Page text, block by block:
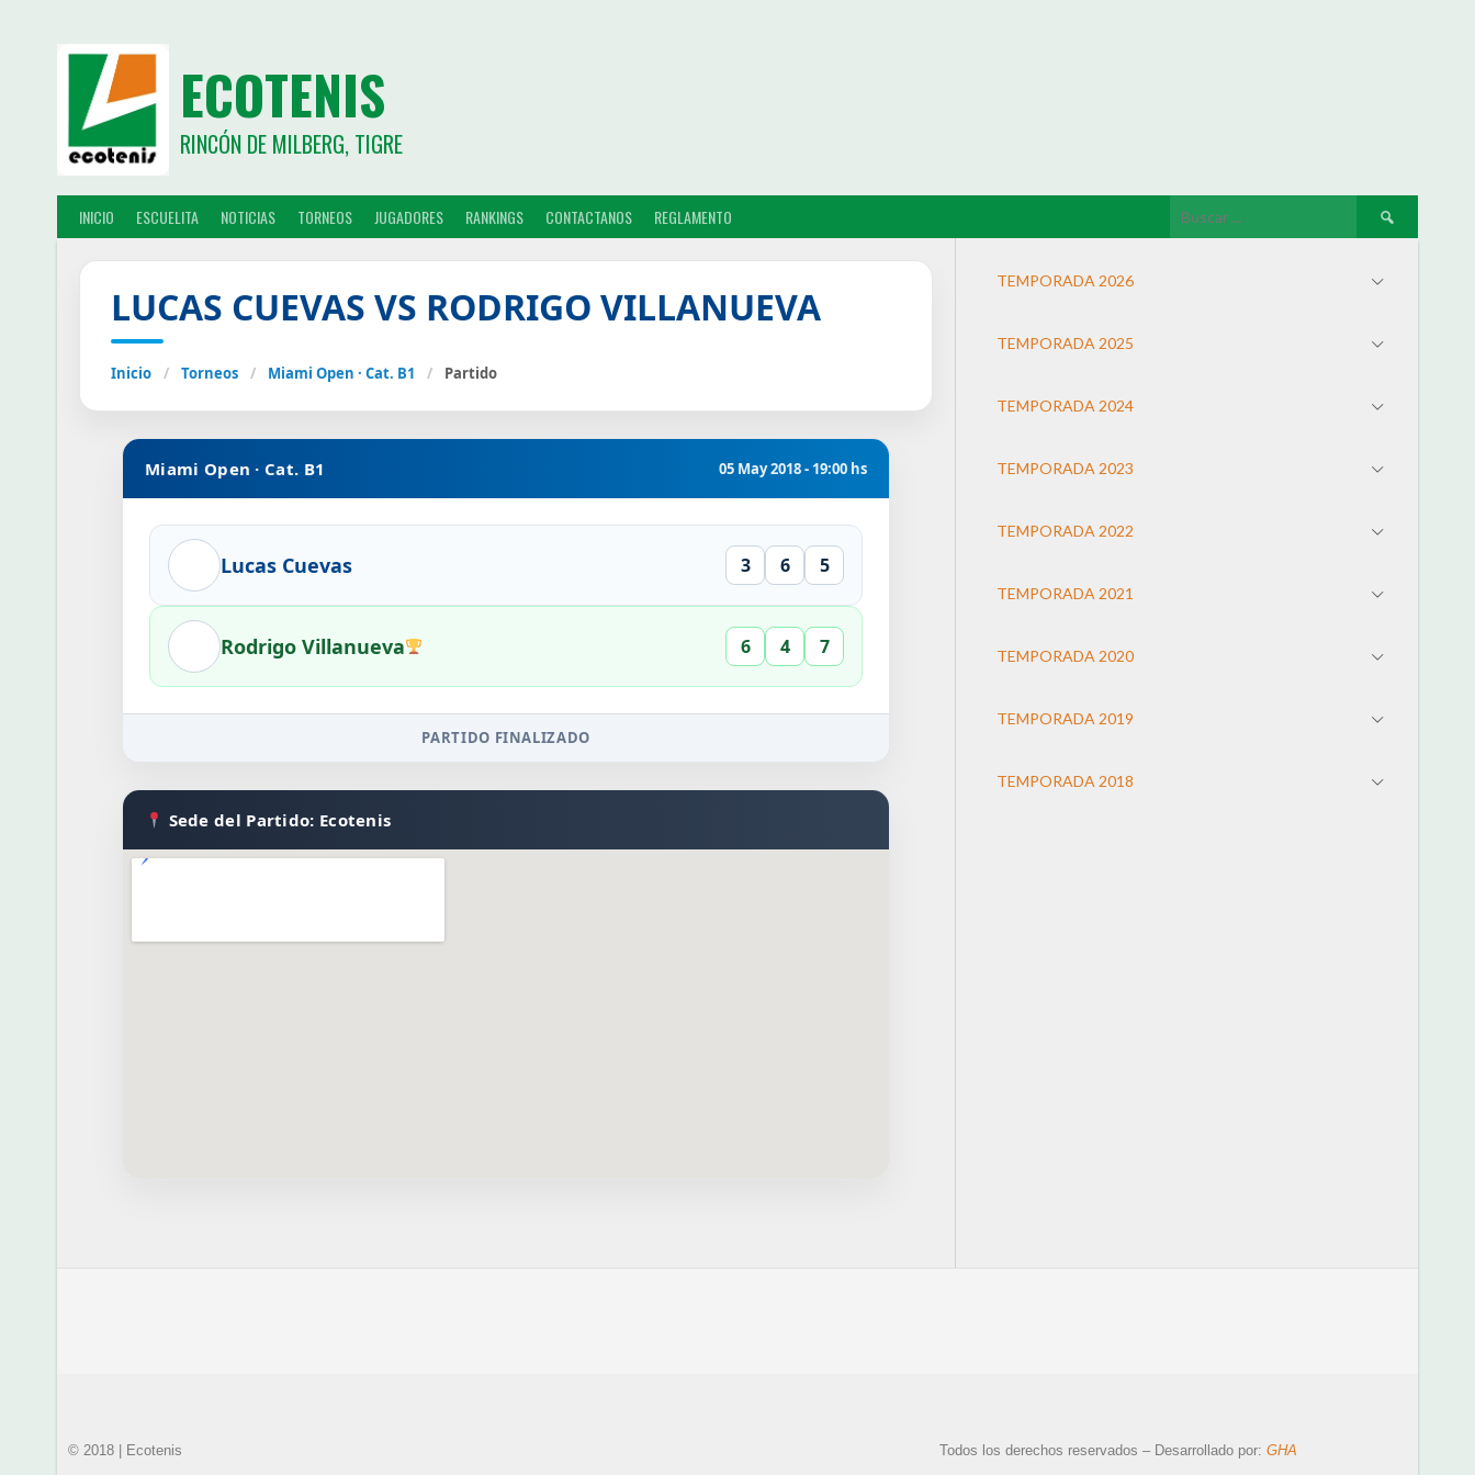
ECOTENIS
RINCÓN DE MILBERG, TIGRE
INICIO ESCUELITA NOTICIAS TORNEOS JUGADORES RANKINGS CONTACTANOS REGLAMENTO
LUCAS CUEVAS VS RODRIGO VILLANUEVA
Inicio / Torneos / Miami Open · Cat. B1 / Partido
Miami Open · Cat. B1 05 May 2018 - 19:00 hs
Lucas Cuevas 3 6 5
Rodrigo Villanueva 6 4 7
PARTIDO FINALIZADO
Sede del Partido: Ecotenis
TEMPORADA 2026
TEMPORADA 2025
TEMPORADA 2024
TEMPORADA 2023
TEMPORADA 2022
TEMPORADA 2021
TEMPORADA 2020
TEMPORADA 2019
TEMPORADA 2018
© 2018 | Ecotenis Todos los derechos reservados – Desarrollado por: GHA